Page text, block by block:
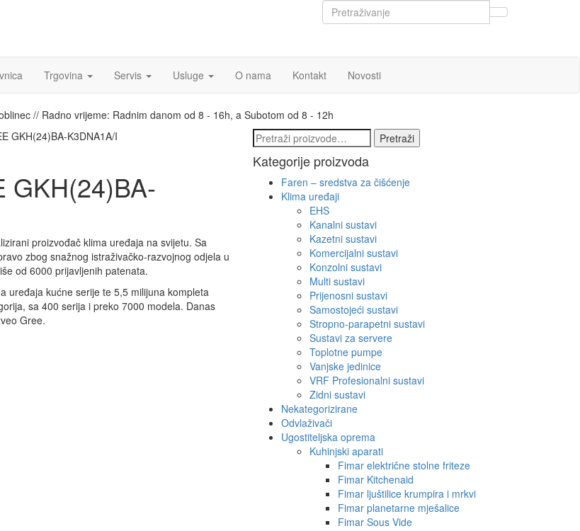
Trgovina Servis Usluge O nama Kontakt Novosti
// Radno vrijeme: Radnim danom od 8 - 16h, a Subotom od 8 - 12h
GKH(24)BA-K3DNA1A/I
GKH(24)BA-
proizvođač klima uređaja na svijetu. Sa
zbog snažnog istraživačko-razvojnog odjela u
od 6000 prijavljenih patenata.
uređaja kućne serije te 5,5 milijuna kompleta
sa 400 serija i preko 7000 modela. Danas
Gree.
Pretraži: Pretraži
Kategorije proizvoda
Faren – sredstva za čišćenje
Klima uređaji
EHS
Kanalni sustavi
Kazetni sustavi
Komercijalni sustavi
Konzolni sustavi
Multi sustavi
Prijenosni sustavi
Samostojeći sustavi
Stropno-parapetni sustavi
Sustavi za servere
Toplotne pumpe
Vanjske jedinice
VRF Profesionalni sustavi
Zidni sustavi
Nekategorizirane
Odvlaživači
Ugostiteljska oprema
Kuhinjski aparati
Fimar električne stolne friteze
Fimar Kitchenaid
Fimar ljuštilice krumpira i mrkvi
Fimar planetarne mješalice
Fimar Sous Vide